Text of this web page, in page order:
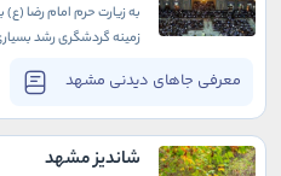
معرفی جاهای دیدنی مشهد
به زیارت حرم امام رضا
زمینه گردشگری رشد
شاندیز مشهد